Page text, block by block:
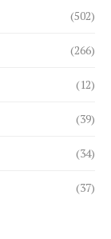
(502)
(266)
(12)
(39)
(34)
(37)